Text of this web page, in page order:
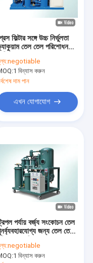
ফিল্টার সঙ্গে উচ্চ নির্ভুলতা
তেল তেল পরিশোধন
negotiable
1 বিন্যাস করুন
দাম পান
এখন যোগাযোগ
পর্যায় বর্জ্য সংকোচন তেল
জন্য তেল তেল
negotiable
1 বিন্যাস করুন